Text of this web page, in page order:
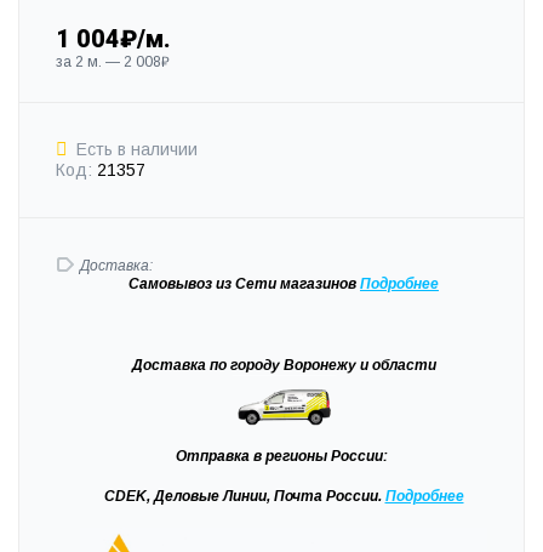
1 004₽/м.
за 2 м. — 2 008₽
Есть в наличии
Код: 21357
Доставка:
Самовывоз из Сети магазинов Подробнее
Доставка по городу Воронежу и области
Отправка в регионы России:
CDEK, Деловые Линии, Почта России. Подробнее